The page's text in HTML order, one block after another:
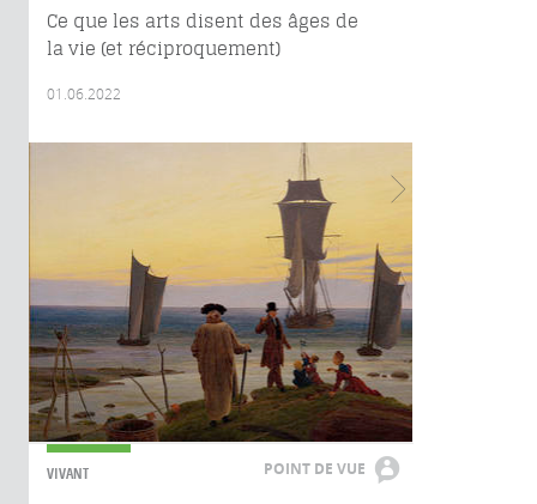
Ce que les arts disent des âges de
la vie (et réciproquement)
01.06.2022
VIVANT POINT DE VUE